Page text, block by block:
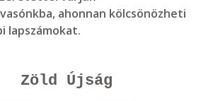
ahonnan kölcsönözheti
lapszámokat.
Zöld Újság